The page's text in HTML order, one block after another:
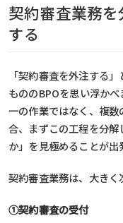
契約審査業務
する
「契約審査を外注する
もののBPOを思い浮か
一の作業ではなく、複
合、まずこの工程を分
か」を見極めることが出
契約審査業務は、大きく
①契約審査の受付